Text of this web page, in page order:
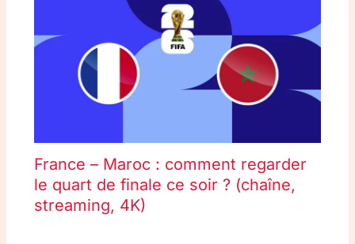
France – Maroc : comment regarder
le quart de finale ce soir ? (chaîne,
streaming, 4K)